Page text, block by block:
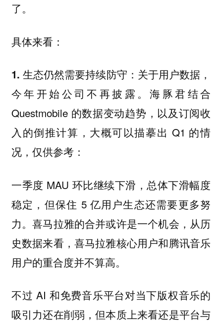
了。
具体来看：
1. 生态仍然需要持续防守： 关于用户数据，
今年开始公司不再披露。海豚君结合
Questmobile 的数据变动趋势，以及订阅收
入的倒推计算，大概可以描摹出 Q1 的情
况，仅供参考：
一季度 MAU 环比继续下滑，总体下滑幅度
稳定，但保住 5 亿用户生态还需要更多努
力。喜马拉雅的合并或许是一个机会，从历
史数据来看，喜马拉雅核心用户和腾讯音乐
用户的重合度并不算高。
不过 AI 和免费音乐平台对当下版权音乐的
吸引力还在削弱，但本质上来看还是平台与